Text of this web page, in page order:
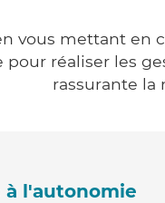
vous mettant en
pour réaliser les
rassurante la
à l'autonomie